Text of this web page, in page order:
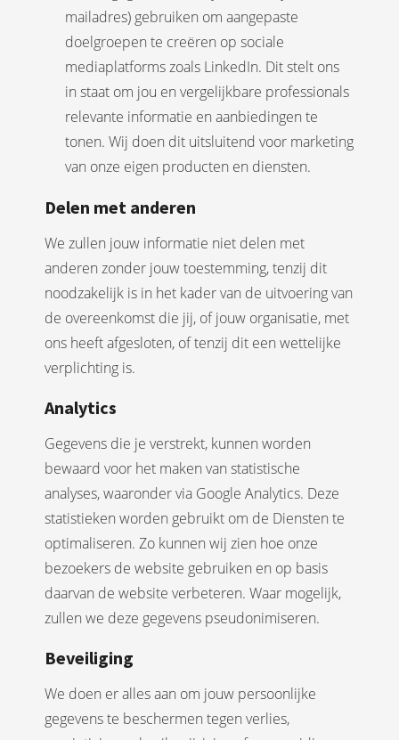
mailadres) gebruiken om aangepaste
doelgroepen te creëren op sociale
mediaplatforms zoals LinkedIn. Dit stelt ons
in staat om jou en vergelijkbare professionals
relevante informatie en aanbiedingen te
tonen. Wij doen dit uitsluitend voor marketing
van onze eigen producten en diensten.
Delen met anderen
We zullen jouw informatie niet delen met
anderen zonder jouw toestemming, tenzij dit
noodzakelijk is in het kader van de uitvoering van
de overeenkomst die jij, of jouw organisatie, met
ons heeft afgesloten, of tenzij dit een wettelijke
verplichting is.
Analytics
Gegevens die je verstrekt, kunnen worden
bewaard voor het maken van statistische
analyses, waaronder via Google Analytics. Deze
statistieken worden gebruikt om de Diensten te
optimaliseren. Zo kunnen wij zien hoe onze
bezoekers de website gebruiken en op basis
daarvan de website verbeteren. Waar mogelijk,
zullen we deze gegevens pseudonimiseren.
Beveiliging
We doen er alles aan om jouw persoonlijke
gegevens te beschermen tegen verlies,